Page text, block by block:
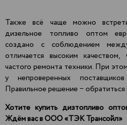
Также всё чаще можно
дизельное топливо оптом
создано с соблюдением
отличается высоким
частого ремонта техники. При
у непроверенных
Правильное решение −
Хотите купить дизтопливо
Ждём вас вООО «ТЭК Трансойл»